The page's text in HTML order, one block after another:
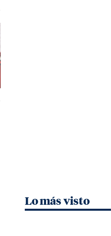
Lo más visto